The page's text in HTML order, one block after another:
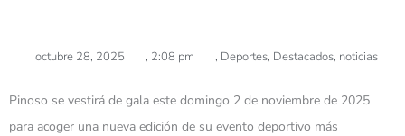
octubre 28, 2025 , 2:08 pm , Deportes, Destacados, noticias
Pinoso se vestirá de gala este domingo 2 de noviembre de 2025
para acoger una nueva edición de su evento deportivo más